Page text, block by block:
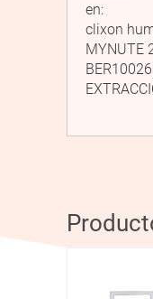
en:
clixon
MYNUTE